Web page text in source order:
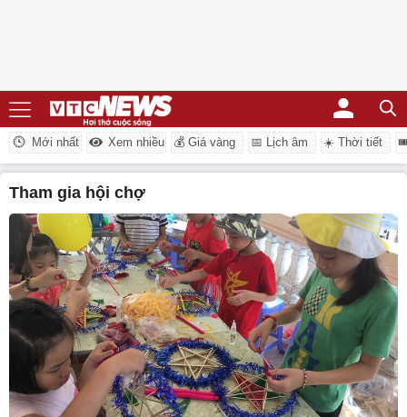
Mới nhất Xem nhiều 💰 Giá vàng 📅 Lịch âm ☀️ Thời tiết
tham gia hội chợ